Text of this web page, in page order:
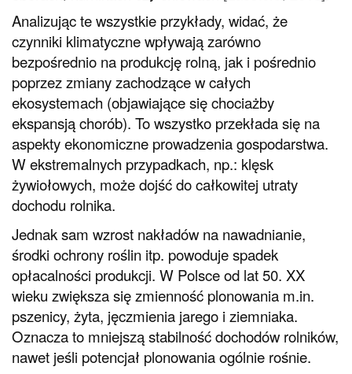
Analizując te wszystkie przykłady, widać, że
czynniki klimatyczne wpływają zarówno
bezpośrednio na produkcję rolną, jak i pośrednio
poprzez zmiany zachodzące w całych
ekosystemach (objawiające się chociażby
ekspansją chorób). To wszystko przekłada się na
aspekty ekonomiczne prowadzenia gospodarstwa.
W ekstremalnych przypadkach, np.: klęsk
żywiołowych, może dojść do całkowitej utraty
dochodu rolnika.
Jednak sam wzrost nakładów na nawadnianie,
środki ochrony roślin itp. powoduje spadek
opłacalności produkcji. W Polsce od lat 50. XX
wieku zwiększa się zmienność plonowania m.in.
pszenicy, żyta, jęczmienia jarego i ziemniaka.
Oznacza to mniejszą stabilność dochodów rolników,
nawet jeśli potencjał plonowania ogólnie rośnie.